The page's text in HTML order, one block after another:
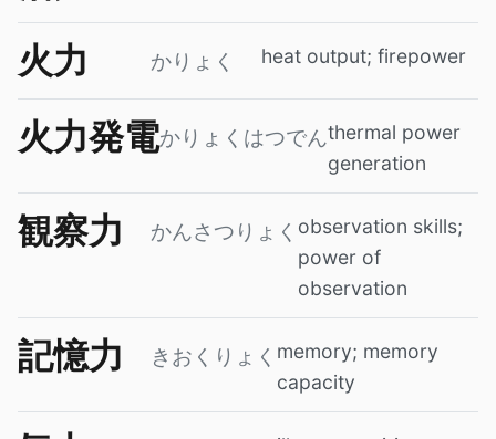
火力 かりょく heat output; firepower
火力発電かりょくはつでんthermal power
generation
観察力 かんさつりょく observation skills;
power of
observation
記憶力 きおくりょく memory; memory
capacity